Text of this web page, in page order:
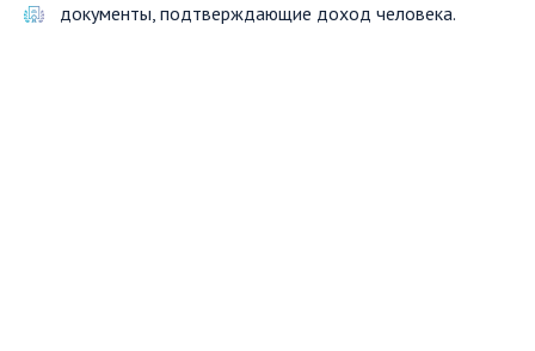
документы, подтверждающие доход человека.